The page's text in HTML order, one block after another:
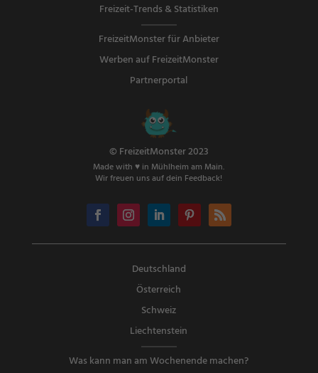
Freizeit-Trends & Statistiken
FreizeitMonster für Anbieter
Werben auf FreizeitMonster
Partnerportal
© FreizeitMonster 2023
Made with ♥ in Mühlheim am Main.
Wir freuen uns auf dein Feedback!
Deutschland
Österreich
Schweiz
Liechtenstein
Was kann man am Wochenende machen?